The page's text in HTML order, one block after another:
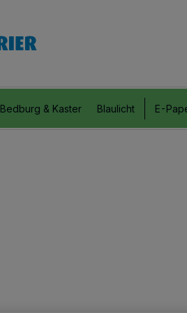
Bedburg & Kaster Blaulicht E-